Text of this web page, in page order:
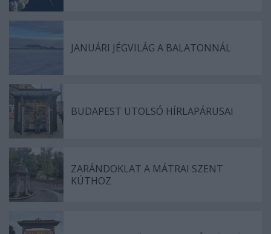
JANUÁRI JÉGVILÁG A BALATONNÁL
BUDAPEST UTOLSÓ HÍRLAPÁRUSAI
ZARÁNDOKLAT A MÁTRAI SZENT
KÚTHOZ